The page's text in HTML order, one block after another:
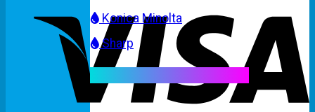
Konica Minolta
Sharp